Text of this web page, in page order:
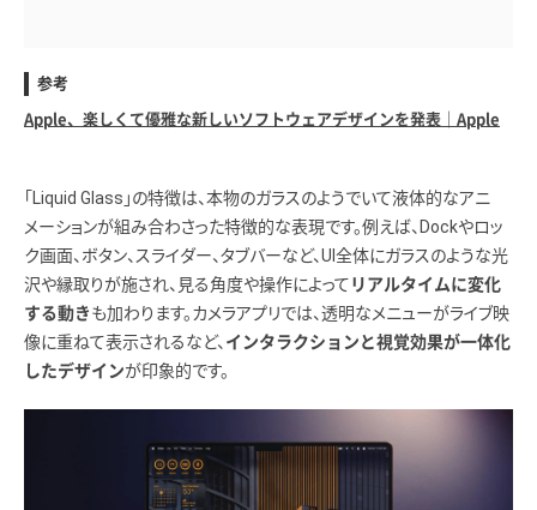
参考
Apple、楽しくて優雅な新しいソフトウェアデザインを発表｜Apple
「Liquid Glass」の特徴は、本物のガラスのようでいて液体的なアニ
メーションが組み合わさった特徴的な表現です。例えば、Dockやロッ
ク画面、ボタン、スライダー、タブバーなど、UI全体にガラスのような光
沢や縁取りが施され、見る角度や操作によって リアルタイムに変化
する動き も加わります。カメラアプリでは、透明なメニューがライブ映
像に重ねて表示されるなど、 インタラクションと視覚効果が一体化
したデザインが印象的です。